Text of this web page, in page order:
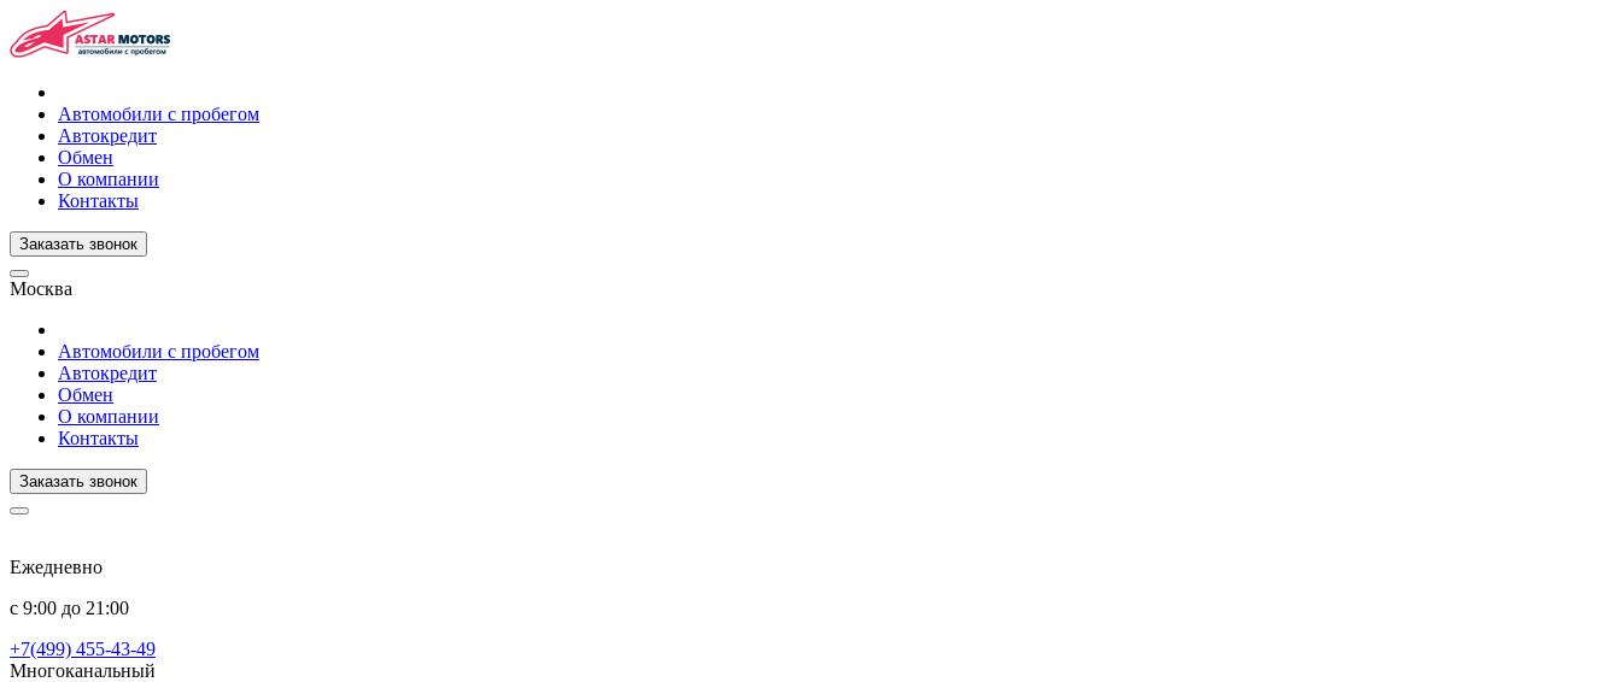
Автомобили с пробегом
Автокредит
Обмен
О компании
Контакты
Заказать звонок
Москва
Автомобили с пробегом
Автокредит
Обмен
О компании
Контакты
Заказать звонок
Ежедневно
с 9:00 до 21:00
+7(499) 455-43-49
Многоканальный